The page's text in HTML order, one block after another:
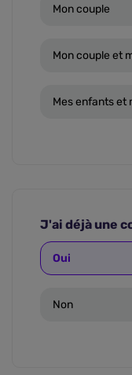
Mon couple
Mon couple et
Mes enfants et
J'ai déjà une
Oui
Non